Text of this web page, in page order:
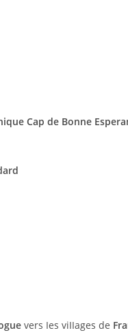
Cap de Bonne
vers Ies viIIages de